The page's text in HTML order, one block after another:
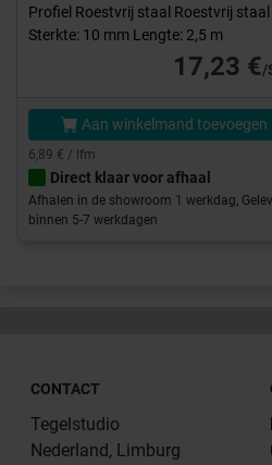
Profiel Roestvrij staal Roestvrij staal
Sterkte: 10 mm Lengte: 2,5 m
17,23 €/
Aan winkelmand toevoegen
6,89 € / lfm
Direct klaar voor afhaal
Afhalen in de showroom 1 werkdag,
binnen 5-7 werkdagen
CONTACT
Tegelstudio
Nederland, Limburg